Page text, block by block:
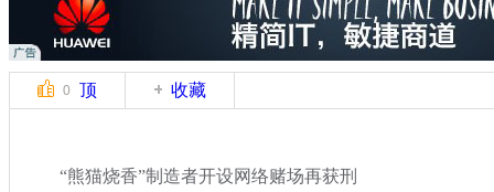
0 顶 收藏
“熊猫烧香”制造者开设网络赌场再获刑